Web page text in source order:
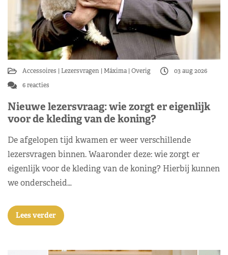
Accessoires Lezersvragen Máxima Overig
03 aug 2026
6 reacties
Nieuwe lezersvraag: wie zorgt er eigenlijk
voor de kleding van de koning?
De afgelopen tijd kwamen er weer verschillende
lezersvragen binnen. Waaronder deze: wie zorgt er
eigenlijk voor de kleding van de koning? Hierbij kunnen
we onderscheid…
Lees verder